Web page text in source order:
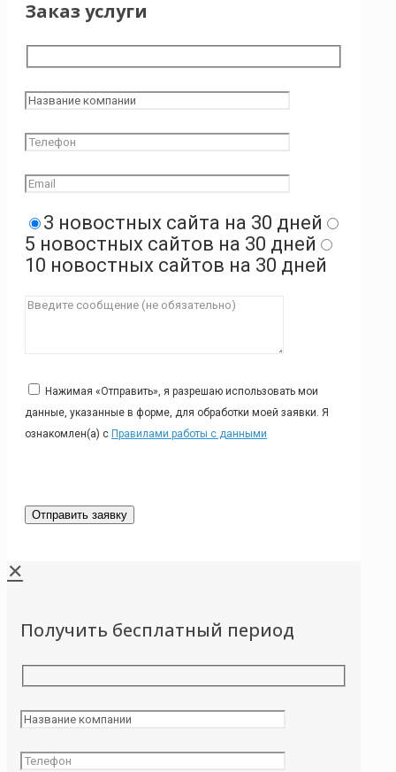
Заказ услуги
3 новостных сайта на 30 дней
5 новостных сайтов на 30 дней
10 новостных сайтов на 30 дней
Нажимая «Отправить», я разрешаю использовать мои
данные, указанные в форме, для обработки моей заявки. Я
ознакомлен(а) с Правилами работы с данными
✕
Получить бесплатный период